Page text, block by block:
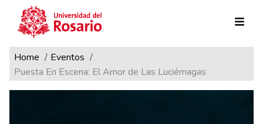
Pasar al contenido principal
Ruta de navegación
Home
Eventos
Puesta En Escena: El Amor de Las Luciérnagas